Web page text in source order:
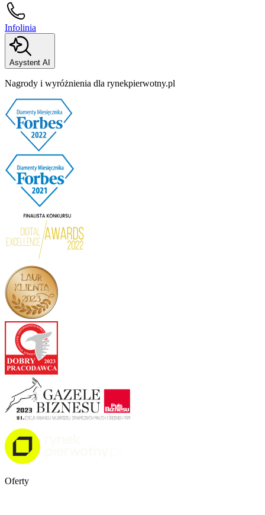
Infolinia
Asystent AI
Nagrody i wyróżnienia dla rynekpierwotny.pl
Oferty